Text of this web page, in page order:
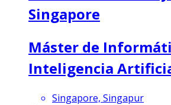
Singapore
Máster de
Inteligencia
Singapore, Singapur